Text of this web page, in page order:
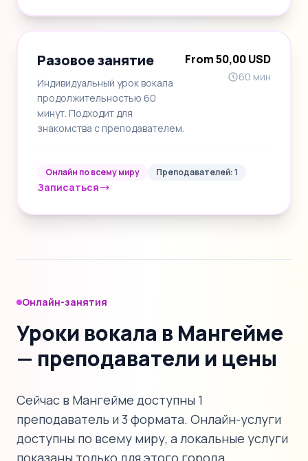
Разовое занятие
Индивидуальный урок вокала
продолжительностью 60
минут. Подходит для
знакомства с преподавателем.
From 50,00 USD
60 мин
Онлайн по всему миру Преподавателей: 1
Записаться
Онлайн-занятия
Уроки вокала в Мангейме
— преподаватели и цены
Сейчас в Мангейме доступны 1
преподаватель и 3 формата. Онлайн-услуги
доступны по всему миру, а локальные услуги
показаны только для этого города.